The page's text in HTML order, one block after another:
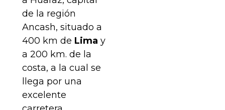
de la región
Ancash, situado a
400 km de Lima y
a 200 km. de la
costa, a la cual se
llega por una
excelente